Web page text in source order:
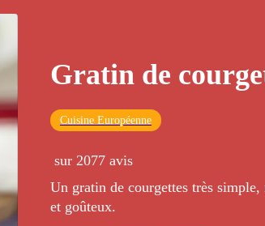
Gratin de
Cuisine Européenne
sur 2077 avis
Un gratin de courgettes très simple,
et goûteux.